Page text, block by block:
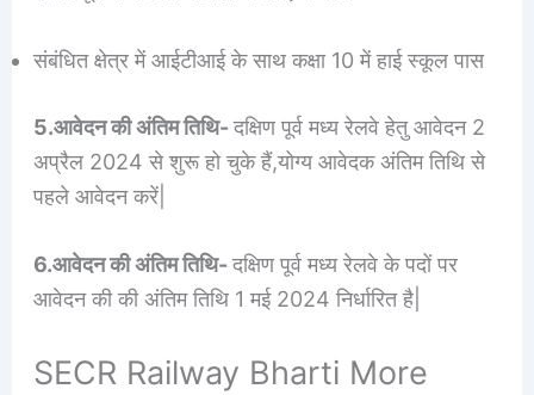
संबंधित क्षेत्र में आईटीआई के साथ कक्षा 10 में हाई स्कूल पास
5.आवेदन की अंतिम तिथि-दक्षिण पूर्व मध्य रेलवे हेतु आवेदन 2
अप्रैल 2024 से शुरू हो चुके हैं,योग्य आवेदक अंतिम तिथि से
पहले आवेदन करें|
6.आवेदन की अंतिम तिथि-दक्षिण पूर्व मध्य रेलवे के पदों पर
आवेदन की की अंतिम तिथि 1 मई 2024 निर्धारित है|
SECR Railway Bharti More